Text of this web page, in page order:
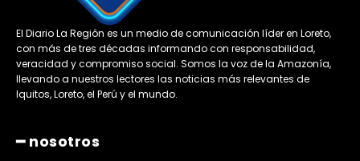
El Diario La Región es un medio de comunicación líder en Loreto,
con más de tres décadas informando con responsabilidad,
veracidad y compromiso social. Somos la voz de la Amazonía,
llevando a nuestros lectores las noticias más relevantes de
Iquitos, Loreto, el Perú y el mundo.
━ nosotros